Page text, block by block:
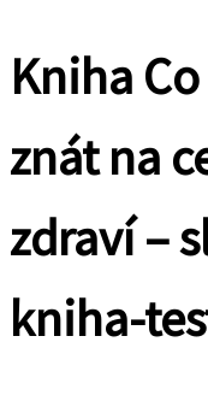
Kniha
znát na
zdraví –
kniha-